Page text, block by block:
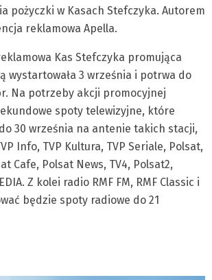
pożyczki w Kasach Stefczyka. Autorem
reklamowa Apella.
Kas Stefczyka promująca
wystartowała 3 września i potrwa do
Na potrzeby akcji promocyjnej
spoty telewizyjne, które
30 września na antenie takich stacji,
Info, TVP Kultura, TVP Seriale, Polsat,
Cafe, Polsat News, TV4, Polsat2,
Z kolei radio RMF FM, RMF Classic i
będzie spoty radiowe do 21